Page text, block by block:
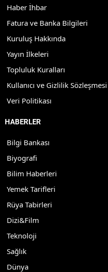
Haber İhbar
Fatura ve Banka Bilgileri
Kuruluş Hakkında
Yayın İlkeleri
Topluluk Kuralları
Kullanıcı ve Gizlilik Sözleşmesi
Veri Politikası
HABERLER
Bilgi Bankası
Biyografi
Bilim Haberleri
Yemek Tarifleri
Rüya Tabirleri
Dizi&Film
Teknoloji
Sağlık
Dünya